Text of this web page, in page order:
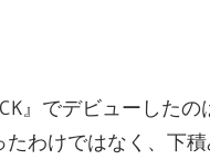
』でデビューしたの
わけではなく、下